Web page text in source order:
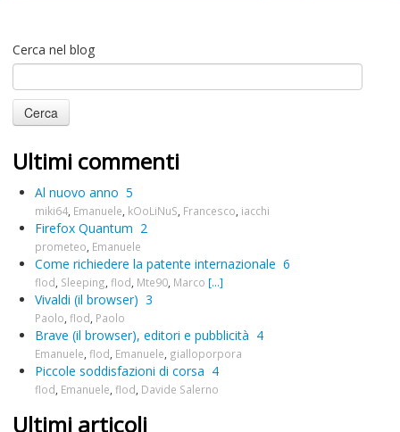
Cerca nel blog
Ultimi commenti
Al nuovo anno 5
miki64 Emanuele kOoLiNuS Francesco iacchi
Firefox Quantum 2
prometeo Emanuele
Come richiedere la patente internazionale 6
flod Sleeping flod Mte90 Marco [...]
Vivaldi (il browser) 3
Paolo flod Paolo
Brave (il browser), editori e pubblicità 4
Emanuele flod Emanuele gialloporpora
Piccole soddisfazioni di corsa 4
flod Emanuele flod Davide Salerno
Ultimi articoli